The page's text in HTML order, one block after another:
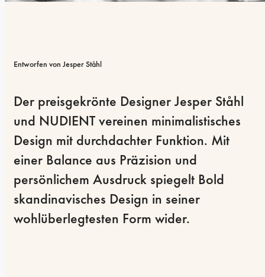
Entworfen von Jesper Ståhl
Der preisgekrönte Designer Jesper Ståhl
und NUDIENT vereinen minimalistisches
Design mit durchdachter Funktion. Mit
einer Balance aus Präzision und
persönlichem Ausdruck spiegelt Bold
skandinavisches Design in seiner
wohlüberlegtesten Form wider.